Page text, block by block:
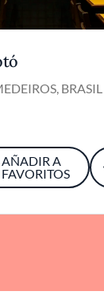
BRASIL
AÑADIR A
FAVORITOS